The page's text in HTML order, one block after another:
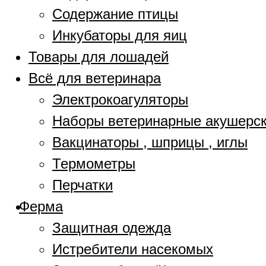
Содержание птицы
Инкубаторы для яиц
Товары для лошадей
Всё для ветеринара
Электрокоагуляторы
Наборы ветеринарные
Вакцинаторы , шприцы , иглы
Термометры
Перчатки
Ферма
Защитная одежда
Истребители насекомых